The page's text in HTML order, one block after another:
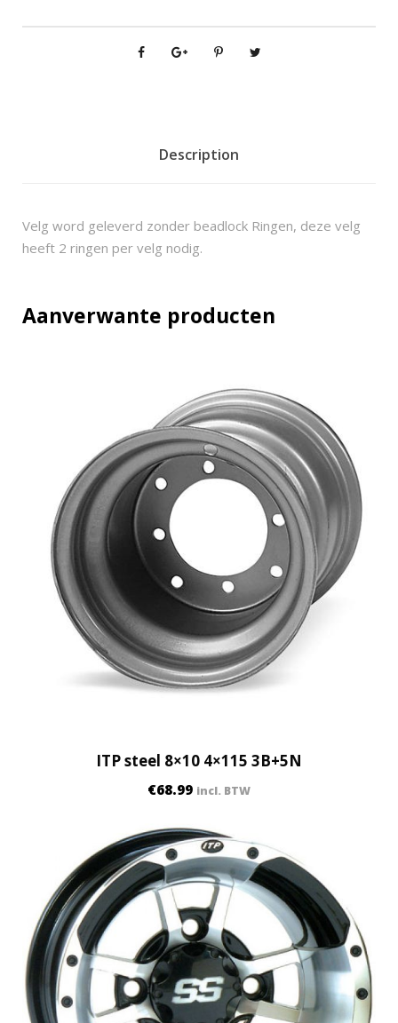
Description
Velg word geleverd zonder beadlock Ringen, deze velg
heeft 2 ringen per velg nodig.
Aanverwante producten
ITP steel 8×10 4×115 3B+5N
€68.99 incl. BTW